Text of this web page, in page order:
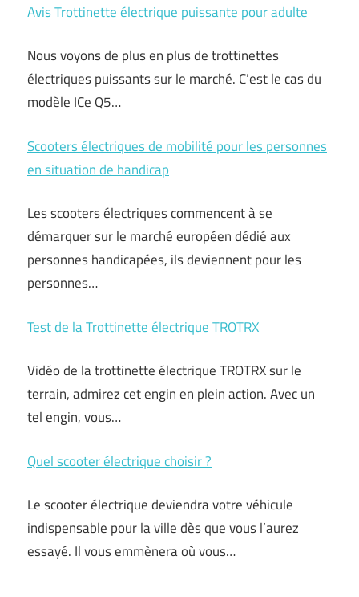
Avis Trottinette électrique puissante pour adulte
Nous voyons de plus en plus de trottinettes
électriques puissants sur le marché. C’est le cas du
modèle ICe Q5…
Scooters électriques de mobilité pour les personnes
en situation de handicap
Les scooters électriques commencent à se
démarquer sur le marché européen dédié aux
personnes handicapées, ils deviennent pour les
personnes…
Test de la Trottinette électrique TROTRX
Vidéo de la trottinette électrique TROTRX sur le
terrain, admirez cet engin en plein action. Avec un
tel engin, vous…
Quel scooter électrique choisir ?
Le scooter électrique deviendra votre véhicule
indispensable pour la ville dès que vous l’aurez
essayé. Il vous emmènera où vous…